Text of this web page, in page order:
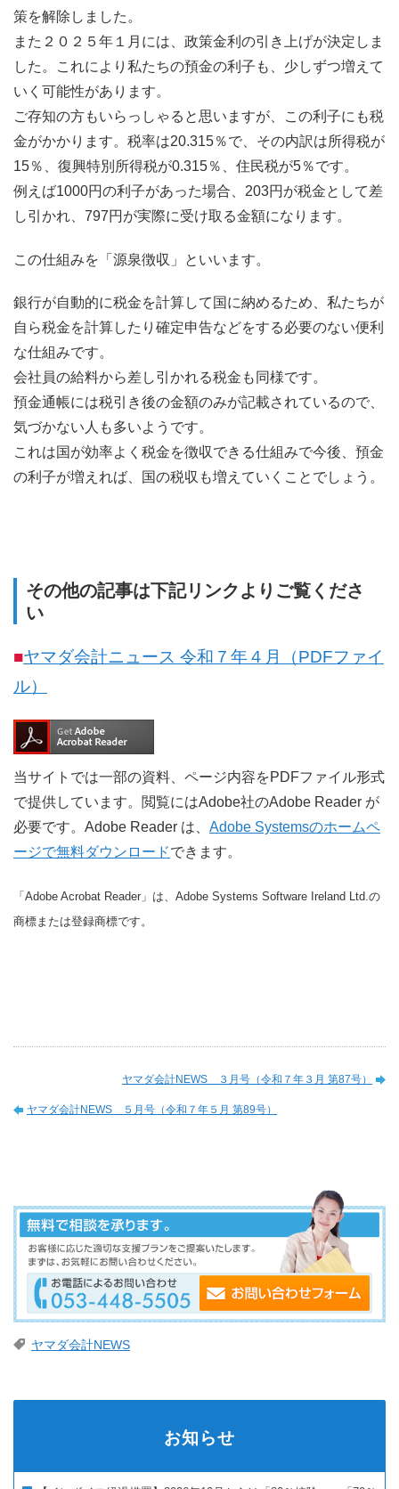
策を解除しました。
また２０２５年１月には、政策金利の引き上げが決定しま
した。これにより私たちの預金の利子も、少しずつ増えて
いく可能性があります。
ご存知の方もいらっしゃると思いますが、この利子にも税
金がかかります。税率は20.315％で、その内訳は所得税が
15％、復興特別所得税が0.315％、住民税が5％です。
例えば1000円の利子があった場合、203円が税金として差
し引かれ、797円が実際に受け取る金額になります。
この仕組みを「源泉徴収」といいます。
銀行が自動的に税金を計算して国に納めるため、私たちが
自ら税金を計算したり確定申告などをする必要のない便利
な仕組みです。
会社員の給料から差し引かれる税金も同様です。
預金通帳には税引き後の金額のみが記載されているので、
気づかない人も多いようです。
これは国が効率よく税金を徴収できる仕組みで今後、預金
の利子が増えれば、国の税収も増えていくことでしょう。
その他の記事は下記リンクよりご覧くださ
い
■ヤマダ会計ニュース 令和７年４月（PDFファイ
ル）
当サイトでは一部の資料、ページ内容をPDFファイル形式
で提供しています。閲覧にはAdobe社のAdobe Reader が
必要です。Adobe Reader は、 Adobe Systemsのホームペ
ージで無料ダウンロードできます。
「Adobe Acrobat Reader」は、Adobe Systems Software Ireland Ltd.の
商標または登録商標です。
ヤマダ会計NEWS ３月号（令和７年３月 第87号）
ヤマダ会計NEWS ５月号（令和７年５月 第89号）
ヤマダ会計NEWS
お知らせ